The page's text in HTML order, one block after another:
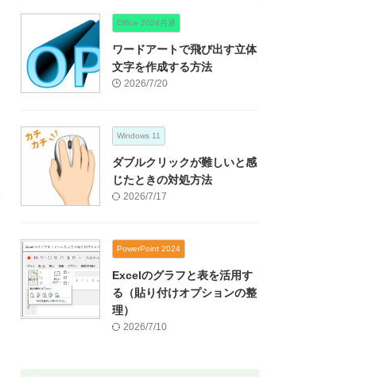
Office 2024共通
ワードアートで飛び出す立体
文字を作成する方法
2026/7/20
Windows 11
ダブルクリックが難しいと感
じたときの対処方法
2026/7/17
PowerPoint 2024
Excelのグラフと表を活用す
る（貼り付けオプションの整
理）
2026/7/10